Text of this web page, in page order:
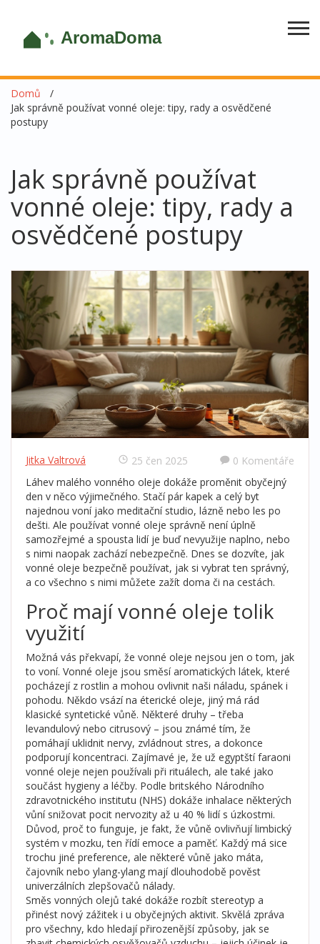
Domů
Jak správně používat vonné oleje: tipy, rady a osvědčené
postupy
Jak správně používat
vonné oleje: tipy, rady a
osvědčené postupy
Jitka Valtrová 25 čen 2025
0 Komentáře
Láhev malého vonného oleje dokáže proměnit obyčejný
den v něco výjimečného. Stačí pár kapek a celý byt
najednou voní jako meditační studio, lázně nebo les po
dešti. Ale používat vonné oleje správně není úplně
samozřejmé a spousta lidí je buď nevyužije naplno, nebo
s nimi naopak zachází nebezpečně. Dnes se dozvíte, jak
vonné oleje bezpečně používat, jak si vybrat ten správný,
a co všechno s nimi můžete zažít doma či na cestách.
Proč mají vonné oleje tolik
využití
Možná vás překvapí, že vonné oleje nejsou jen o tom, jak
to voní. Vonné oleje jsou směsí aromatických látek, které
pocházejí z rostlin a mohou ovlivnit naši náladu, spánek i
pohodu. Někdo vsází na éterické oleje, jiný má rád
klasické syntetické vůně. Některé druhy – třeba
levandulový nebo citrusový – jsou známé tím, že
pomáhají uklidnit nervy, zvládnout stres, a dokonce
podporují koncentraci. Zajímavé je, že už egyptští faraoni
vonné oleje nejen používali při rituálech, ale také jako
součást hygieny a léčby. Podle britského Národního
zdravotnického institutu (NHS) dokáže inhalace některých
vůní snižovat pocit nervozity až u 40 % lidí s úzkostmi.
Důvod, proč to funguje, je fakt, že vůně ovlivňují limbický
systém v mozku, ten řídí emoce a paměť. Každý má sice
trochu jiné preference, ale některé vůně jako máta,
čajovník nebo ylang-ylang mají dlouhodobě pověst
univerzálních zlepšovačů nálady.
Směs vonných olejů také dokáže rozbít stereotyp a
přinést nový zážitek i u obyčejných aktivit. Skvělá zpráva
pro všechny, kdo hledají přirozenější způsoby, jak se